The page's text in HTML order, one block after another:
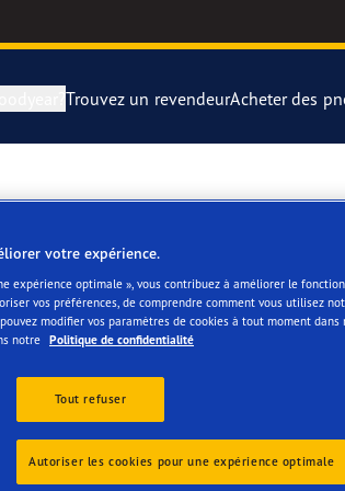
Pneus Goodyear
Trouvez un revendeurAcheter des
votre expérience.
expérience optimale », vous contribuez à améliorer le
vos préférences, de comprendre comment vous utilisez
modifier vos paramètres de cookies à tout moment dans
notre Politique de confidentialité
Tout refuser
Autoriser les cookies pour une expérience optimale